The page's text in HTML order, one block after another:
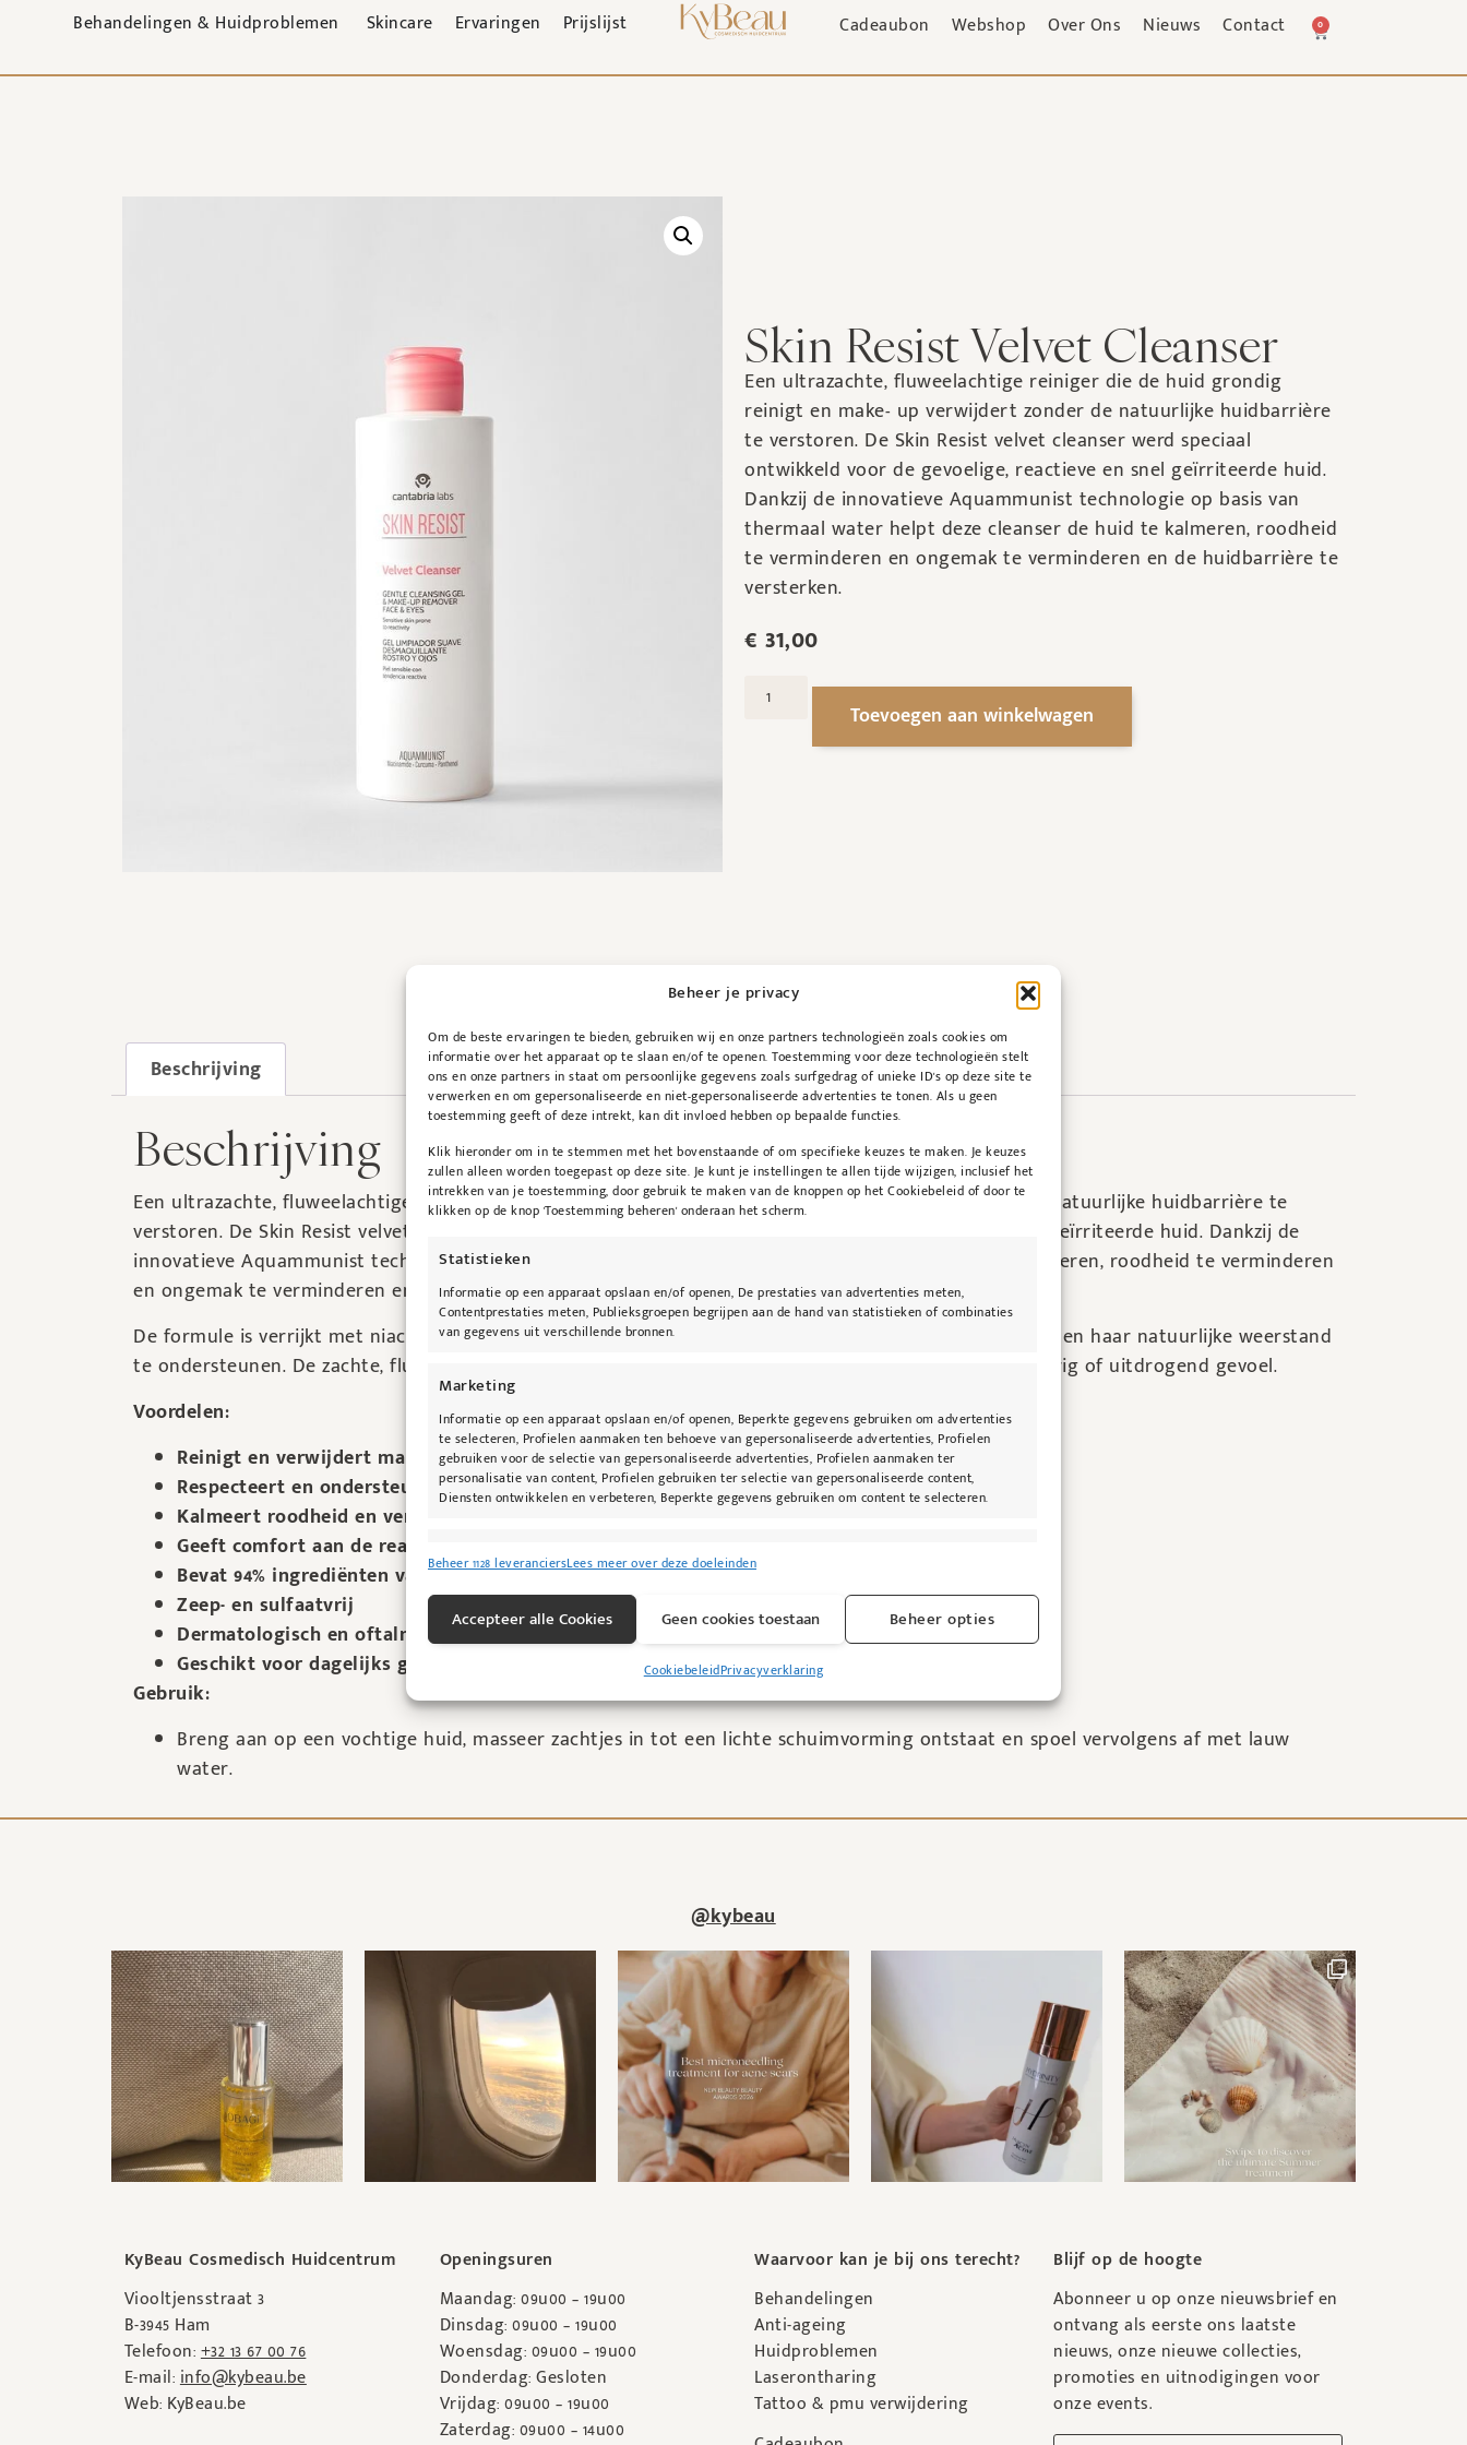
Beheer je privacy
Om de beste ervaringen te bieden, gebruiken wij en onze partners technologieën zoals cookies om
informatie over het apparaat op te slaan en/of te openen. Toestemming voor deze technologieën stelt
ons en onze partners in staat om persoonlijke gegevens zoals surfgedrag of unieke ID's op deze site te
verwerken en om gepersonaliseerde en niet-gepersonaliseerde advertenties te tonen. Als u geen
toestemming geeft of deze intrekt, kan dit invloed hebben op bepaalde functies.
Klik hieronder om in te stemmen met het bovenstaande of om specifieke keuzes te maken. Je keuzes
zullen alleen worden toegepast op deze site. Je kunt je instellingen te allen tijde wijzigen, inclusief het
intrekken van je toestemming, door gebruik te maken van de knoppen op het Cookiebeleid of door te
klikken op de knop 'Toestemming beheren' onderaan het scherm.
Statistieken
Informatie op een apparaat opslaan en/of openen, De prestaties van advertenties meten,
Contentprestaties meten, Publieksgroepen begrijpen aan de hand van statistieken of combinaties
van gegevens uit verschillende bronnen.
Marketing
Informatie op een apparaat opslaan en/of openen, Beperkte gegevens gebruiken om advertenties
te selecteren, Profielen aanmaken ten behoeve van gepersonaliseerde advertenties, Profielen
gebruiken voor de selectie van gepersonaliseerde advertenties, Profielen aanmaken ter
personalisatie van content, Profielen gebruiken ter selectie van gepersonaliseerde content,
Diensten ontwikkelen en verbeteren, Beperkte gegevens gebruiken om content te selecteren.
Toepassingen
Verschillende apparaten linken, Apparaten identificeren op basis van automatisch
verzonden informatie.
Zorg dragen voor beveiliging, fraude voorkomen en detecteren en
fouten opsporen, Advertenties en content leveren en tonen.
Beheer 1128 leveranciersLees meer over deze doeleinden
Accepteer alle Cookies Geen cookies toestaan Beheer opties
CookiebeleidPrivacyverklaring
Behandelingen & Huidproblemen Skincare Ervaringen Prijslijst Cadeaubon Webshop Over Ons Nieuws Contact 0
Skin Resist Velvet Cleanser
Een ultrazachte, fluweelachtige reiniger die de huid grondig
reinigt en make- up verwijdert zonder de natuurlijke huidbarrière
te verstoren. De Skin Resist velvet cleanser werd speciaal
ontwikkeld voor de gevoelige, reactieve en snel geïrriteerde huid.
Dankzij de innovatieve Aquammunist technologie op basis van
thermaal water helpt deze cleanser de huid te kalmeren, roodheid
te verminderen en ongemak te verminderen en de huidbarrière te
versterken.
€ 31,00
Toevoegen aan winkelwagen
Beschrijving
Beschrijving
Een ultrazachte, fluweelachtige reiniger die de huid grondig reinigt en make- up verwijdert zonder de natuurlijke huidbarrière te
verstoren. De Skin Resist velvet cleanser werd speciaal ontwikkeld voor de gevoelige, reactieve en snel geïrriteerde huid. Dankzij de
innovatieve Aquammunist technologie op basis van thermaal water helpt deze cleanser de huid te kalmeren, roodheid te verminderen
en ongemak te verminderen en de huidbarrière te versterken.
De formule is verrijkt met niacinamide, kurkuma en panthenol om de huid te beschermen, te herstellen en haar natuurlijke weerstand
te ondersteunen. De zachte, fluweelachtige textuur zorgt voor een aangename reiniging zonder trekkerig of uitdrogend gevoel.
Voordelen:
Reinigt en verwijdert make-up van gezicht en ogen
Respecteert en ondersteunt de huidbarrière
Kalmeert roodheid en vermindert huidgevoeligheid
Geeft comfort aan de reactieve en geïrriteerde huid
Bevat 94% ingrediënten van natuurlijke oorsprong
Zeep- en sulfaatvrij
Dermatologisch en oftalmologisch getest
Geschikt voor dagelijks gebruik, zowel ’s morgens als ’s avonds
Gebruik:
Breng aan op een vochtige huid, masseer zachtjes in tot een lichte schuimvorming ontstaat en spoel vervolgens af met lauw
water.
@kybeau
KyBeau Cosmedisch Huidcentrum
Viooltjensstraat 3
B-3945 Ham
Telefoon:+32 13 67 00 76
E-mail:info@kybeau.be
Web: KyBeau.be
Openingsuren
Maandag: 09u00 – 19u00
Dinsdag: 09u00 – 19u00
Woensdag: 09u00 – 19u00
Donderdag: Gesloten
Vrijdag: 09u00 – 19u00
Zaterdag: 09u00 – 14u00
Waarvoor kan je bij ons terecht?
Behandelingen
Anti-ageing
Huidproblemen
Laserontharing
Tattoo & pmu verwijdering
Blijf op de hoogte
Abonneer u op onze nieuwsbrief en
ontvang als eerste ons laatste
nieuws, onze nieuwe collecties,
promoties en uitnodigingen voor
onze events.